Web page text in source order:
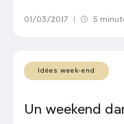
01/03/2017 5
Idées week-end
Un weekend